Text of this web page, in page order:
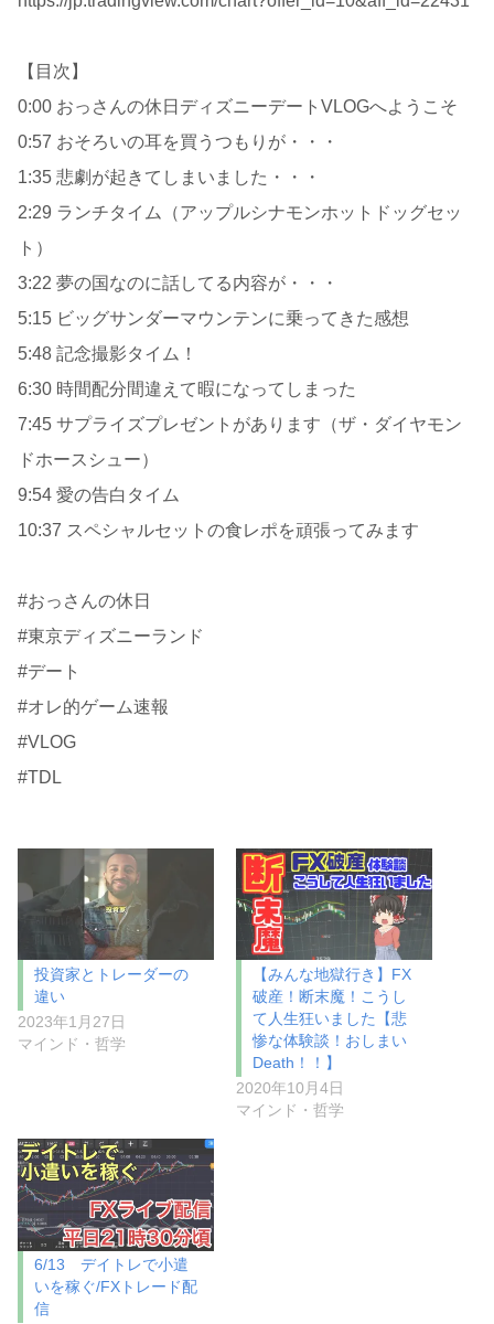
【目次】
0:00 おっさんの休日ディズニーデートVLOGへようこそ
0:57 おそろいの耳を買うつもりが・・・
1:35 悲劇が起きてしまいました・・・
2:29 ランチタイム（アップルシナモンホットドッグセッ
ト）
3:22 夢の国なのに話してる内容が・・・
5:15 ビッグサンダーマウンテンに乗ってきた感想
5:48 記念撮影タイム！
6:30 時間配分間違えて暇になってしまった
7:45 サプライズプレゼントがあります（ザ・ダイヤモン
ドホースシュー）
9:54 愛の告白タイム
10:37 スペシャルセットの食レポを頑張ってみます
#おっさんの休日
#東京ディズニーランド
#デート
#オレ的ゲーム速報
#VLOG
#TDL
投資家とトレーダーの
違い
2023年1月27日
マインド・哲学
【みんな地獄行き】FX
破産！断末魔！こうし
て人生狂いました【悲
惨な体験談！おしまい
Death！！】
2020年10月4日
マインド・哲学
6/13 デイトレで小遣
いを稼ぐ/FXトレード配
信